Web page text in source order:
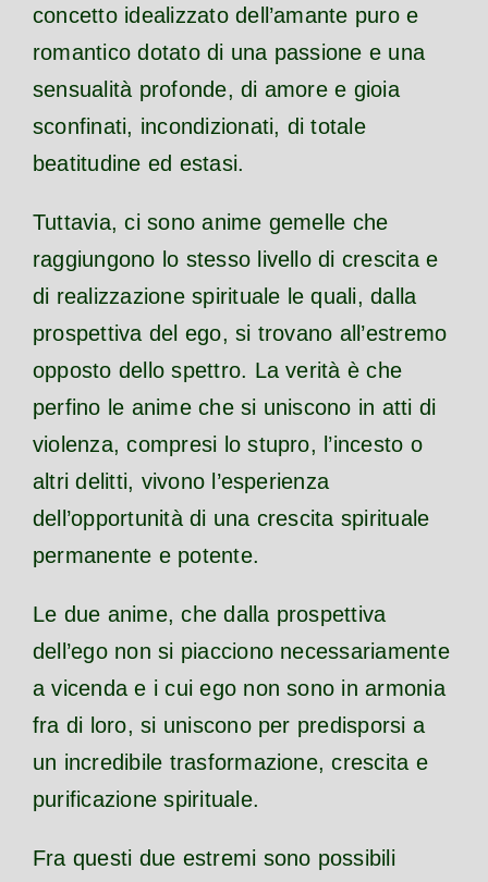
concetto idealizzato dell’amante puro e
romantico dotato di una passione e una
sensualità profonde, di amore e gioia
sconfinati, incondizionati, di totale
beatitudine ed estasi.
Tuttavia, ci sono anime gemelle che
raggiungono lo stesso livello di crescita e
di realizzazione spirituale le quali, dalla
prospettiva del ego, si trovano all’estremo
opposto dello spettro. La verità è che
perfino le anime che si uniscono in atti di
violenza, compresi lo stupro, l’incesto o
altri delitti, vivono l’esperienza
dell’opportunità di una crescita spirituale
permanente e potente.
Le due anime, che dalla prospettiva
dell’ego non si piacciono necessariamente
a vicenda e i cui ego non sono in armonia
fra di loro, si uniscono per predisporsi a
un incredibile trasformazione, crescita e
purificazione spirituale.
Fra questi due estremi sono possibili